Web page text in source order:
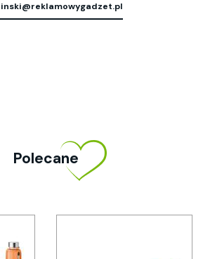
Polecane